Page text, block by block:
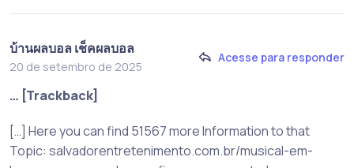
บ้านผลบอล เช็คผลบอล
20 de setembro de 2025
Acesse para responder
… [Trackback]
[…] Here you can find 51567 more Information to that
Topic: salvadorentretenimento.com.br/musical-em-